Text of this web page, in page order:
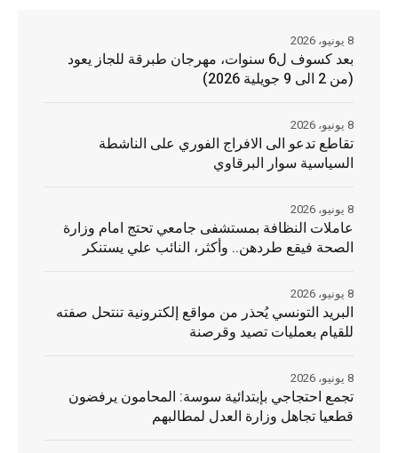
بعد كسوف ل6 سنوات، مهرجان طبرقة للجاز يعود
(من 2 الى 9 جويلية 2026)
8 يونيو، 2026
تقاطع تدعو الى الافراج الفوري على الناشطة
السياسية سوار البرقاوي
8 يونيو، 2026
عاملات النظافة بمستشفى جامعي تحتج امام وزارة
الصحة فيقع طردهن.. وأكثر، النائب علي يستنكر
8 يونيو، 2026
البريد التونسي يُحذر من مواقع إلكترونية تنتحل صفته
للقيام بعمليات تصيد وقرصنة
8 يونيو، 2026
تجمع احتجاجي بإبتدائية سوسة: المحامون يرفضون
قطعيا تجاهل وزارة العدل لمطالبهم
8 يونيو، 2026